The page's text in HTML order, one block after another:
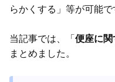
らかくする」等が可能で
当記事では、「 便座に関
まとめました。